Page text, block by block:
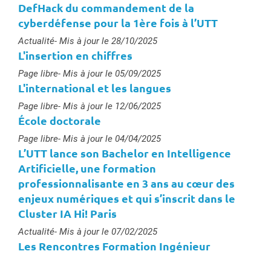
DefHack du commandement de la
cyberdéfense pour la 1ère fois à l’UTT
Type :
Actualité- Mis à jour le 28/10/2025
L'insertion en chiffres
Type :
Page libre- Mis à jour le 05/09/2025
L'international et les langues
Type :
Page libre- Mis à jour le 12/06/2025
École doctorale
Type :
Page libre- Mis à jour le 04/04/2025
L’UTT lance son Bachelor en Intelligence
Artificielle, une formation
professionnalisante en 3 ans au cœur des
enjeux numériques et qui s’inscrit dans le
Cluster IA Hi! Paris
Type :
Actualité- Mis à jour le 07/02/2025
Les Rencontres Formation Ingénieur